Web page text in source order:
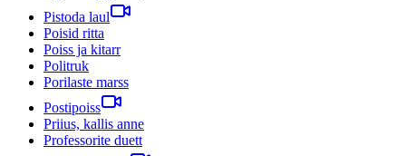
Pistoda laul
Poisid ritta
Poiss ja kitarr
Politruk
Porilaste marss
Postipoiss
Priius, kallis anne
Professorite duett